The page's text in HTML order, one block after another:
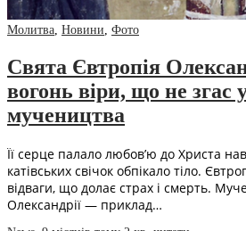
Молитва, Новини, Фото
Свята Євтропія
вогонь віри, що не згас
мучеництва
Її серце палало любов’ю до Христа
катівських свічок обпікало тіло.
відваги, що долає страх і смерть.
Олександрії — приклад…